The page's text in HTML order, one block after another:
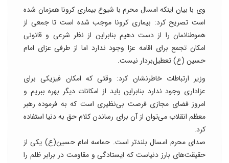
وی با بیان اینکه امسال محرم با شیوع بیماری کرونا همزمان شده
است تصریح کرد: بیماری کرونا موجب شده است تا جمعی از
هموطنانمان را از دست دهیم بنابراین از نظر شرعی و قانونی
امکان تجمع برای اقامه عزا وجود ندارد اما از طرفی عزای امام
حسین (ع) تعطیل‌بردار نیست.
وزیر ارتباطات خاطرنشان کرد: وقتی که امکان فیزیکی برای
عزاداری وجود ندارد بنابراین باید از امکانات دیگر بهره ببریم و
امروز فضای مجازی فرصت بی‌نظیری است که به فرموده رهبر
معظم انقلاب می‌توان از آن برای رساندن کلام حق به دنیا استفاده
کرد.
صدای محرم امسال بلندتر است. حماسه امام حسین(ع) یکی از
حقیقت‌های بارز دنیاست که ایستادگی و مقاومت در برابر ظلم را